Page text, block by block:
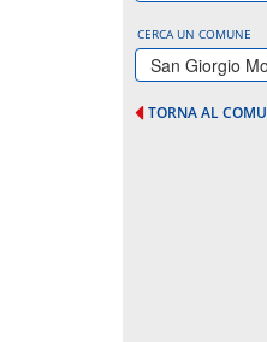
CERCA UN COMUNE
San Giorgio
TORNA AL